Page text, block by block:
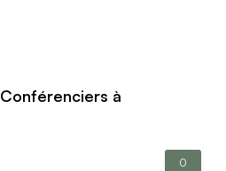
Conférenciers à
0